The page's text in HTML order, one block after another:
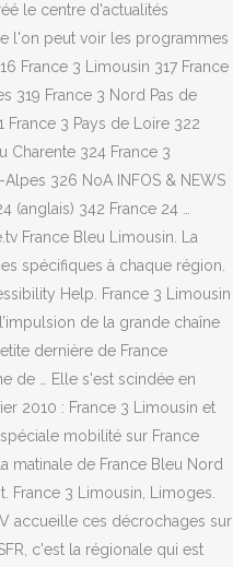
le centre d'actualités
l'on peut voir les programmes
France 3 Limousin 317 France
319 France 3 Nord Pas de
France 3 Pays de Loire 322
Charente 324 France 3
326 NoA INFOS & NEWS
(anglais) 342 France 24 …
France Bleu Limousin. La
spécifiques à chaque région.
Help. France 3 Limousin
de la grande chaîne
dernière de France
de … Elle s'est scindée en
2010 : France 3 Limousin et
mobilité sur France
matinale de France Bleu Nord
France 3 Limousin, Limoges.
accueille ces décrochages sur
c'est la régionale qui est